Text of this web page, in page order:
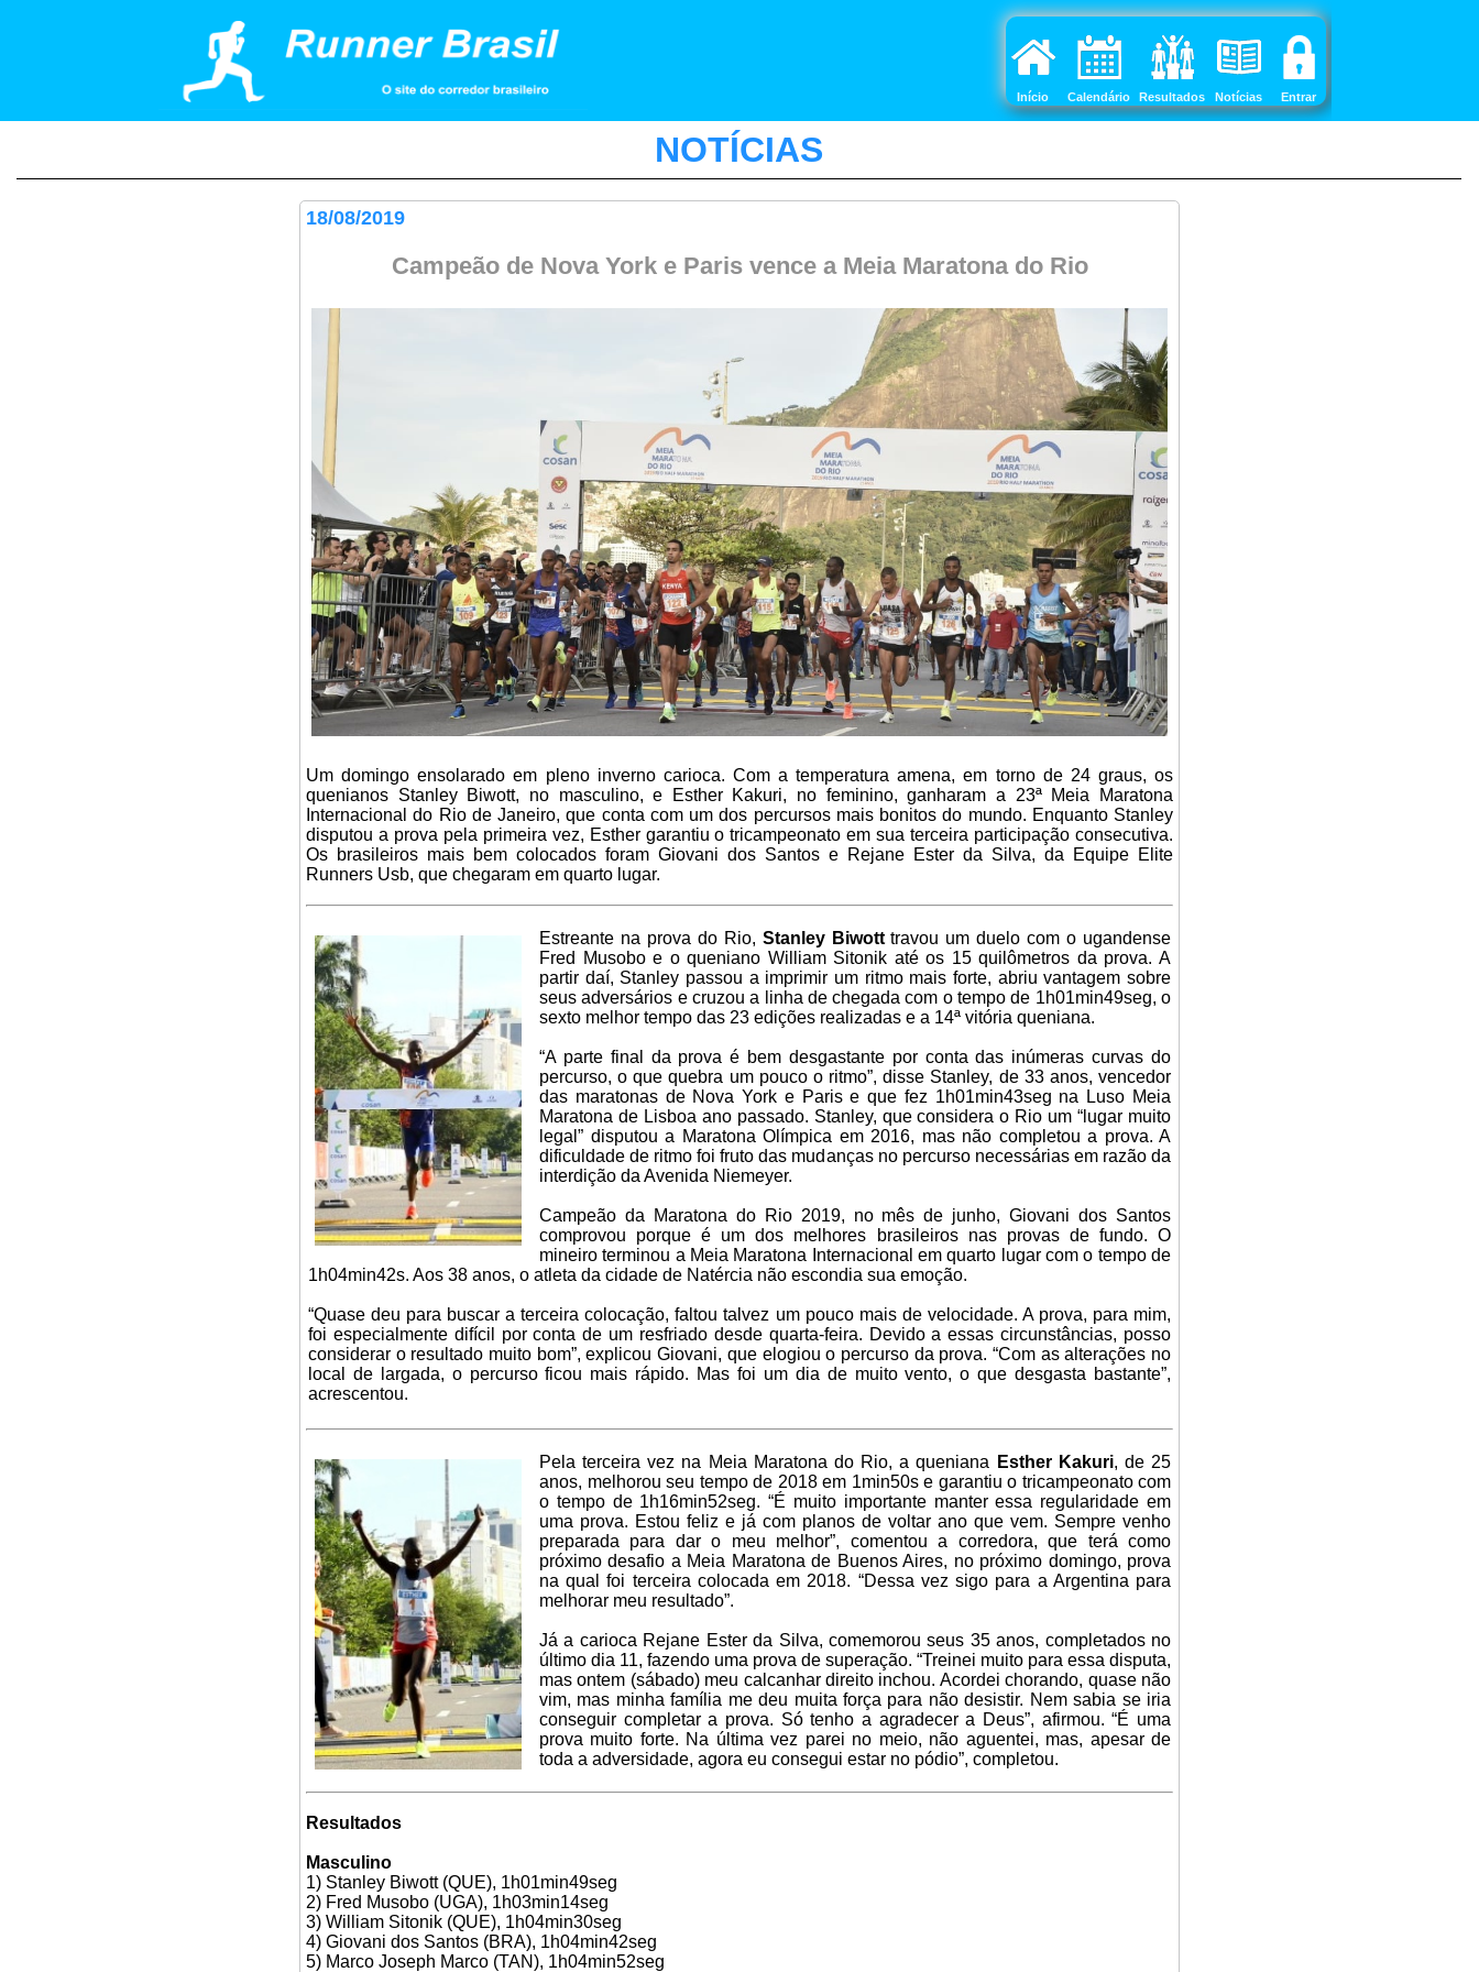
Início Calendário Resultados Notícias Entrar
NOTÍCIAS
18/08/2019
Campeão de Nova York e Paris vence a Meia Maratona do Rio
Um domingo ensolarado em pleno inverno carioca. Com a temperatura amena, em torno de 24 graus, os
quenianos Stanley Biwott, no masculino, e Esther Kakuri, no feminino, ganharam a 23ª Meia Maratona
Internacional do Rio de Janeiro, que conta com um dos percursos mais bonitos do mundo. Enquanto Stanley
disputou a prova pela primeira vez, Esther garantiu o tricampeonato em sua terceira participação consecutiva.
Os brasileiros mais bem colocados foram Giovani dos Santos e Rejane Ester da Silva, da Equipe Elite
Runners Usb, que chegaram em quarto lugar.
Estreante na prova do Rio, Stanley Biwotttravou um duelo com o ugandense
Fred Musobo e o queniano William Sitonik até os 15 quilômetros da prova. A
partir daí, Stanley passou a imprimir um ritmo mais forte, abriu vantagem sobre
seus adversários e cruzou a linha de chegada com o tempo de 1h01min49seg, o
sexto melhor tempo das 23 edições realizadas e a 14ª vitória queniana.
“A parte final da prova é bem desgastante por conta das inúmeras curvas do
percurso, o que quebra um pouco o ritmo”, disse Stanley, de 33 anos, vencedor
das maratonas de Nova York e Paris e que fez 1h01min43seg na Luso Meia
Maratona de Lisboa ano passado. Stanley, que considera o Rio um “lugar muito
legal” disputou a Maratona Olímpica em 2016, mas não completou a prova. A
dificuldade de ritmo foi fruto das mudanças no percurso necessárias em razão da
interdição da Avenida Niemeyer.
Campeão da Maratona do Rio 2019, no mês de junho, Giovani dos Santos
comprovou porque é um dos melhores brasileiros nas provas de fundo. O
mineiro terminou a Meia Maratona Internacional em quarto lugar com o tempo de
1h04min42s. Aos 38 anos, o atleta da cidade de Natércia não escondia sua emoção.
“Quase deu para buscar a terceira colocação, faltou talvez um pouco mais de velocidade. A prova, para mim,
foi especialmente difícil por conta de um resfriado desde quarta-feira. Devido a essas circunstâncias, posso
considerar o resultado muito bom”, explicou Giovani, que elogiou o percurso da prova. “Com as alterações no
local de largada, o percurso ficou mais rápido. Mas foi um dia de muito vento, o que desgasta bastante”,
acrescentou.
Pela terceira vez na Meia Maratona do Rio, a queniana Esther Kakuri, de 25
anos, melhorou seu tempo de 2018 em 1min50s e garantiu o tricampeonato com
o tempo de 1h16min52seg. “É muito importante manter essa regularidade em
uma prova. Estou feliz e já com planos de voltar ano que vem. Sempre venho
preparada para dar o meu melhor”, comentou a corredora, que terá como
próximo desafio a Meia Maratona de Buenos Aires, no próximo domingo, prova
na qual foi terceira colocada em 2018. “Dessa vez sigo para a Argentina para
melhorar meu resultado”.
Já a carioca Rejane Ester da Silva, comemorou seus 35 anos, completados no
último dia 11, fazendo uma prova de superação. “Treinei muito para essa disputa,
mas ontem (sábado) meu calcanhar direito inchou. Acordei chorando, quase não
vim, mas minha família me deu muita força para não desistir. Nem sabia se iria
conseguir completar a prova. Só tenho a agradecer a Deus”, afirmou. “É uma
prova muito forte. Na última vez parei no meio, não aguentei, mas, apesar de
toda a adversidade, agora eu consegui estar no pódio”, completou.
Resultados
Masculino
1) Stanley Biwott (QUE), 1h01min49seg
2) Fred Musobo (UGA), 1h03min14seg
3) William Sitonik (QUE), 1h04min30seg
4) Giovani dos Santos (BRA), 1h04min42seg
5) Marco Joseph Marco (TAN), 1h04min52seg